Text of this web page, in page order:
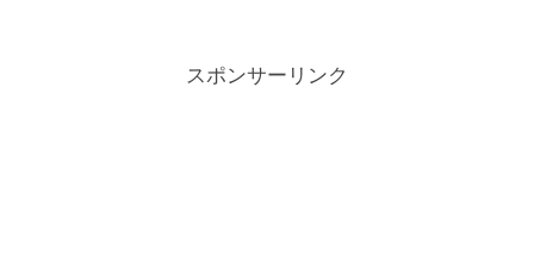
スポンサーリンク